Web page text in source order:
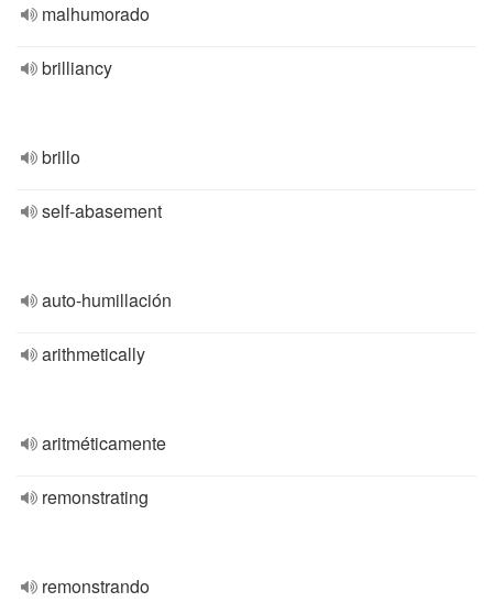
malhumorado
brilliancy
brillo
self-abasement
auto-humillación
arithmetically
aritméticamente
remonstrating
remonstrando